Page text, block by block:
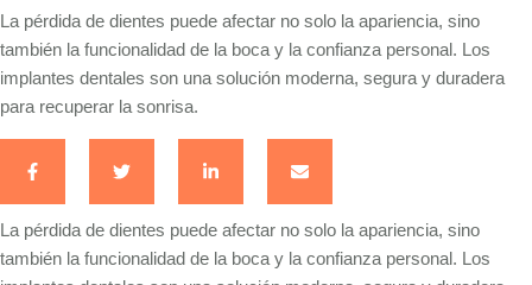
La pérdida de dientes puede afectar no solo la apariencia, sino
también la funcionalidad de la boca y la confianza personal. Los
implantes dentales son una solución moderna, segura y duradera
para recuperar la sonrisa.
La pérdida de dientes puede afectar no solo la apariencia, sino
también la funcionalidad de la boca y la confianza personal. Los